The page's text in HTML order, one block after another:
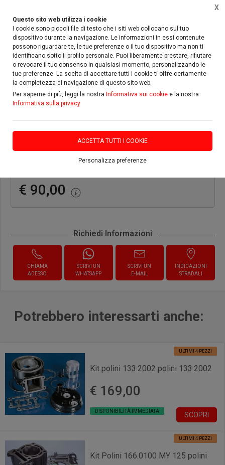
Questo sito web utilizza i cookie
I cookie sono piccoli file di testo che i siti web collocano sul tuo
dispositivo durante la navigazione. Le informazioni in essi contenute
possono riguardare te, le tue preferenze o il tuo dispositivo ma non ti
identificano sotto il profilo personale. Puoi liberamente prestare, rifiutare
o revocare il tuo consenso in qualsiasi momento, personalizzando le
tue preferenze. La scelta di accettare tutti i cookie ti offre certamente
la completezza di navigazione di questo sito web.
Per saperne di più, leggi la nostra Informativa sui cookie e la nostra
Informativa sulla privacy
ACCETTA TUTTI I COOKIE
Personalizza preferenze
X
Home Ricambi & accessori accessori e ricambi moto
collettore polini 215.0202 polini
vespa pk 50
DISPONIBILITÀ IMMEDIATA
€ 90,00
Richiedi Informazioni
CHIAMA
ADESSO
SCRIVI UN
WHATSAPP
SCRIVI UN
E-MAIL
INDICAZIONI
STRADALI
Potrebbero interessarti anche:
ULTIMI 4 PEZZI
Kit polini 133.2002 polini 133.2002
€ 169,00
DISPONIBILITÀ IMMEDIATA SCOPRI
ULTIMI 4 PEZZI
Kit Polini 166.0100 MY 125 polini